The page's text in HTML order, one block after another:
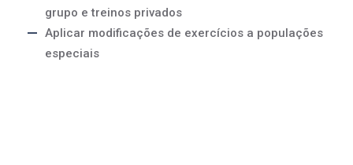
grupo e treinos privados
Aplicar modificações de exercícios a populações
especiais